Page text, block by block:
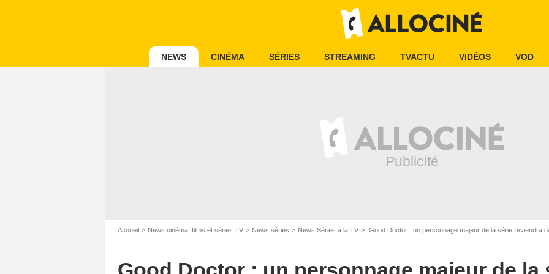
NEWS CINÉMA SÉRIES STREAMING TVACTU VIDÉOS VOD
Accueil News cinéma, films et séries TV News séries News Séries à la TV Good Doctor : un personnage majeur de la série reviendra